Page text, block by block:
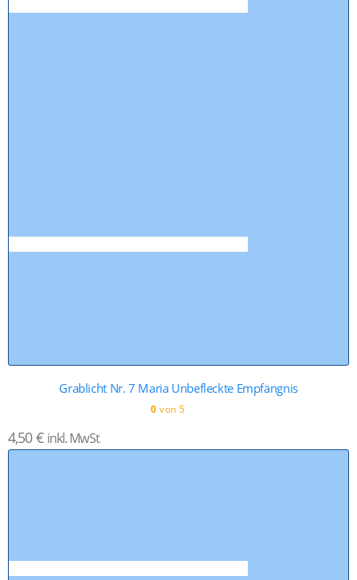
Grablicht Nr. 7 Maria Unbefleckte Empfängnis
0 von 5
4,50€ inkl. MwSt